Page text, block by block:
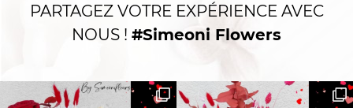
PARTAGEZ VOTRE EXPÉRIENCE AVEC
NOUS ! #Simeoni Flowers